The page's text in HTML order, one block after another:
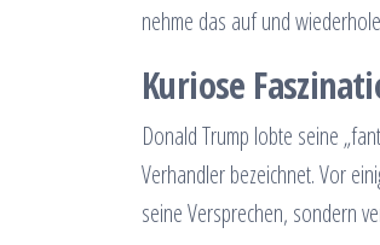
nehme das auf und
Kuriose
Donald Trump lobte seine
Verhandler bezeichnet. Vor
seine Versprechen, sondern